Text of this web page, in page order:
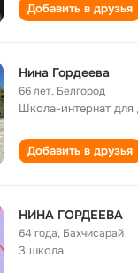
Добавить в друзья
Нина Гордеева
66 лет, Белгород
Школа-интернат для
Добавить в друзья
НИНА ГОРДЕЕВА
64 года, Бахчисарай
3 школа